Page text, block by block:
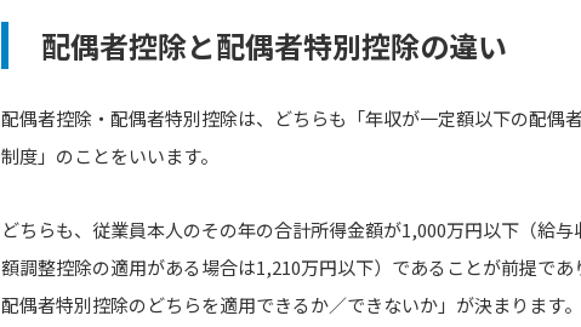
配偶者控除と配偶者特別控除の違い
配偶者控除・配偶者特別控除は、どちらも「年収が一定額以下の配偶
制度」のことをいいます。
どちらも、従業員本人のその年の合計所得金額が1,000万円以下（給
額調整控除の適用がある場合は1,210万円以下）であることが前提で
配偶者特別控除のどちらを適用できるか／できないか」が決まります